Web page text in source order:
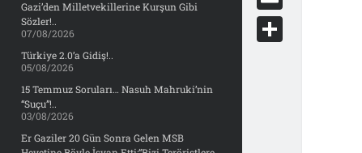
Gazi’den Milletvekillerine Kurşun Gibi
Sözler!..
07/08/2026
Türkiye 2.0’a Gidiş!..
05/08/2026
15 Temmuz Soruları… Nasuh Mahruki’nin
“Suçu”!..
03/08/2026
Er Gaziler 20 Gün Sonra Gelen MSB
y
db
d
d
o
c
E